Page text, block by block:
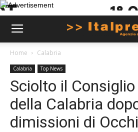
Home Calabria
Calabria Top News
Sciolto il
della Calabria
dimissioni di